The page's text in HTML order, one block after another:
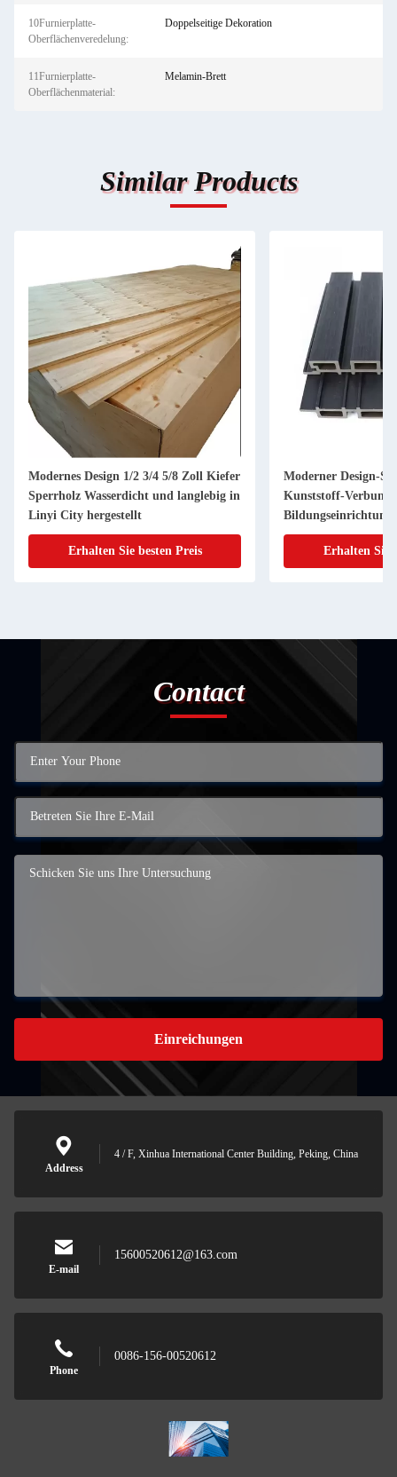
10Furnierplatte-
Oberflächenveredelung:
Doppelseitige Dekoration
11Furnierplatte-
Oberflächenmaterial:
Melamin-Brett
Similar Products
Modernes Design 1/2 3/4 5/8 Zoll Kiefer
Sperrholz Wasserdicht und langlebig in
Linyi City hergestellt
Erhalten Sie besten Preis
Moderner Design-
Kunststoff-
Erhalten Sie
Contact
Einreichungen
Address
4 / F, Xinhua International Center Building, Peking, China
E-mail
15600520612@163.com
Phone
0086-156-00520612